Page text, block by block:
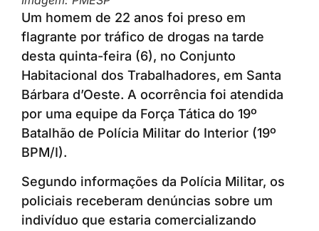
Um homem de 22 anos foi preso em
flagrante por tráfico de drogas na tarde
desta quinta-feira (6), no Conjunto
Habitacional dos Trabalhadores, em Santa
Bárbara d’Oeste. A ocorrência foi atendida
por uma equipe da Força Tática do 19º
Batalhão de Polícia Militar do Interior (19º
BPM/I).
Segundo informações da Polícia Militar, os
policiais receberam denúncias sobre um
indivíduo que estaria comercializando